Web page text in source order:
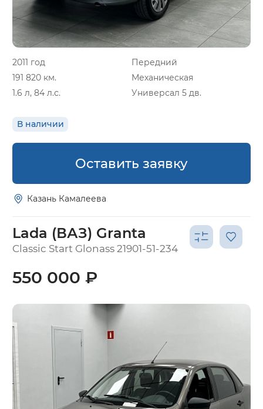
2011 год
Передний
191 820 км.
Механическая
1.6 л, 84 л.с.
Универсал 5 дв.
В наличии
Оставить заявку
Казань Камалеева
Lada (ВАЗ) Granta
Classic Start Glonass 21901-51-234
550 000 ₽